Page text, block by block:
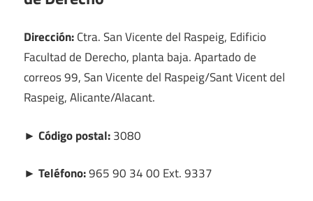
Dirección:Ctra. San Vicente del Raspeig, Edificio
Facultad de Derecho, planta baja. Apartado de
correos 99, San Vicente del Raspeig/Sant Vicent del
Raspeig, Alicante/Alacant.
► Código postal:3080
► Teléfono:965 90 34 00 Ext. 9337